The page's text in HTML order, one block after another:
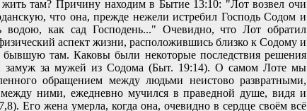
там? Причину находим в Бытие 13:10: "Лот возвел очи
что она, прежде нежели истребил Господь Содом и
водою, как сад Господень..." Очевидно, что Лот обратил
аспект жизни, расположившись близко к Содому и
там. Каковы были некоторые последствия решения
замуж за мужей из Содома (Быт. 19:14). О самом Лоте мы
обращением между людьми неистово развратными,
ними, ежедневно мучился в праведной душе, видя и
Его жена умерла, когда она, очевидно в сердце своём всё